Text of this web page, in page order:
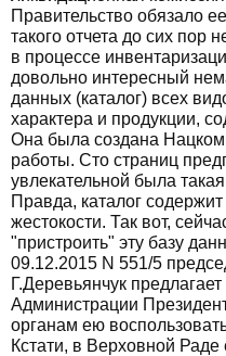
Правительство обязало
такого отчета до сих пор
в процессе
довольно интересный
данных (каталог) всех
характера и продукции,
Она была создана
работы. Сто страниц
увлекательной была
Правда, каталог
жестокости. Так вот,
"пристроить" эту базу
09.12.2015 N 551/5
Г.Деревьянчук
Администрации
органам ею
Кстати, в Верховной